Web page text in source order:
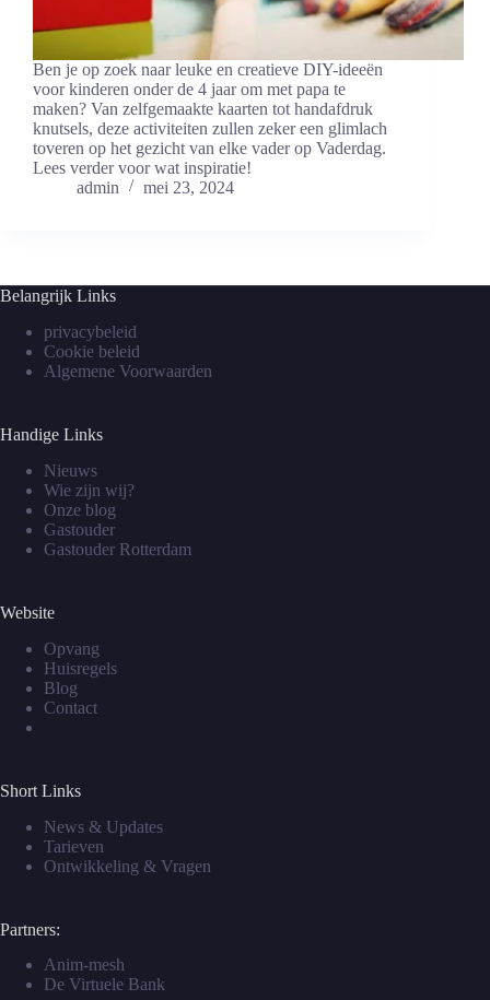
Ben⁤ je op zoek naar leuke en creatieve DIY-ideeën
voor kinderen onder de 4 jaar om met papa te ​
maken? Van zelfgemaakte kaarten tot handafdruk
knutsels, deze activiteiten zullen zeker een glimlach
toveren ⁤op het ​gezicht van elke vader op Vaderdag.
Lees verder voor wat inspiratie!
admin
mei 23, 2024
Belangrijk Links
privacybeleid
Cookie beleid
Algemene Voorwaarden
Handige Links
Nieuws
Wie zijn wij?
Onze blog
Gastouder
Gastouder Rotterdam
Website
Opvang
Huisregels
Blog
Contact
Short Links
News & Updates
Tarieven
Ontwikkeling & Vragen
Partners:
Anim-mesh
De Virtuele Bank